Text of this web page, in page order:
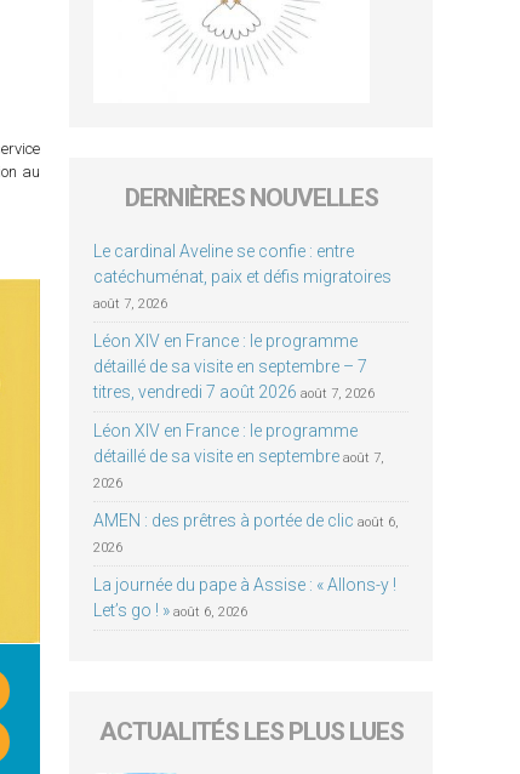
au
DERNIÈRES NOUVELLES
Le cardinal Aveline se confie : entre
catéchuménat, paix et défis migratoires
août 7, 2026
Léon XIV en France : le programme
détaillé de sa visite en septembre – 7
titres, vendredi 7 août 2026 août 7, 2026
Léon XIV en France : le programme
détaillé de sa visite en septembre août 7,
2026
AMEN : des prêtres à portée de clic août 6,
2026
La journée du pape à Assise : « Allons-y !
Let’s go ! » août 6, 2026
ACTUALITÉS LES PLUS LUES